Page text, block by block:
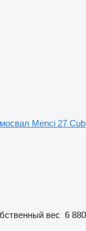
Menci 27 Cub
вес 6 880